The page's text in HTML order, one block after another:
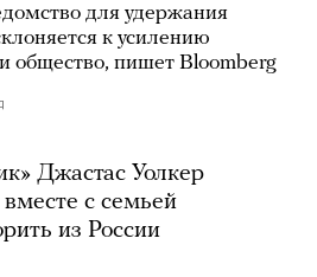
для удержания
к усилению
общество, пишет Bloomberg
Джастас Уолкер
вместе с семьей
из России